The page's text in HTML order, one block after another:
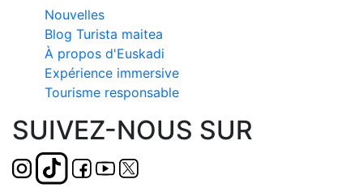
Nouvelles
Blog Turista maitea
À propos d'Euskadi
Expérience immersive
Tourisme responsable
SUIVEZ-NOUS SUR